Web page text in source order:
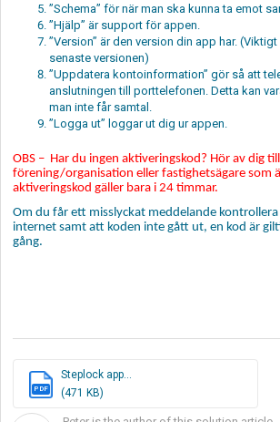
”Schema” för när man ska kunna ta emot
”Hjälp” är support för appen.
”Version” är den version din app har.
senaste versionen)
”Uppdatera kontoinformation” gör så att
anslutningen till porttelefonen. Detta kan
man inte får samtal.
”Logga ut” loggar ut dig ur appen.
OBS – Har du ingen aktiveringskod? Hör av dig
förening/organisation eller fastighetsägare som
aktiveringskod gäller bara i 24 timmar.
Om du får ett misslyckat meddelande kontrollera
internet samt att koden inte gått ut, en kod är
gång.
PDF
Steplock app...
(471 KB)